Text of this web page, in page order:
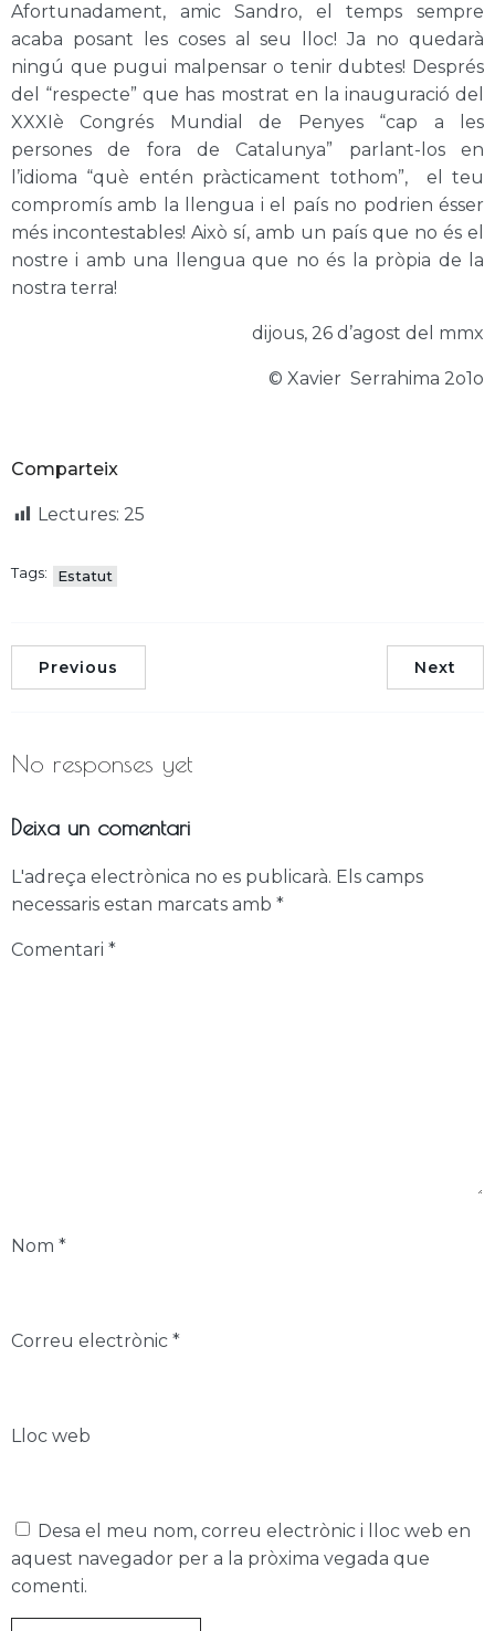
Afortunadament, amic Sandro, el temps sempre
acaba posant les coses al seu lloc! Ja no quedarà
ningú que pugui malpensar o tenir dubtes! Després
del “respecte” que has mostrat en la inauguració del
XXXIè Congrés Mundial de Penyes “cap a les
persones de fora de Catalunya” parlant-los en
l’idioma “què entén pràcticament tothom”, el teu
compromís amb la llengua i el país no podrien ésser
més incontestables! Això sí, amb un país que no és el
nostre i amb una llengua que no és la pròpia de la
nostra terra!
dijous, 26 d’agost del mmx
© Xavier Serrahima 2o1o
Comparteix
Lectures: 25
Tags: Estatut
Previous Next
No responses yet
Deixa un comentari
L'adreça electrònica no es publicarà. Els camps
necessaris estan marcats amb *
Comentari *
Nom *
Correu electrònic *
Lloc web
Desa el meu nom, correu electrònic i lloc web en
aquest navegador per a la pròxima vegada que
comenti.